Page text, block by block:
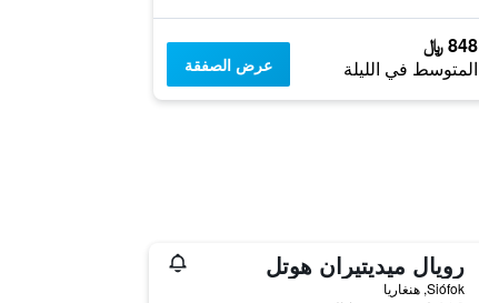
848 ﷼
المتوسط في الليلة عرض الصفقة
رويال ميديتيران هوتل
Siófok, هنغاريا